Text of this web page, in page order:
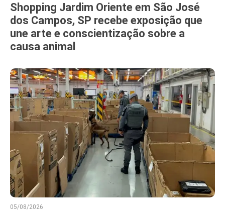
Shopping Jardim Oriente em São José
dos Campos, SP recebe exposição que
une arte e conscientização sobre a
causa animal
05/08/2026